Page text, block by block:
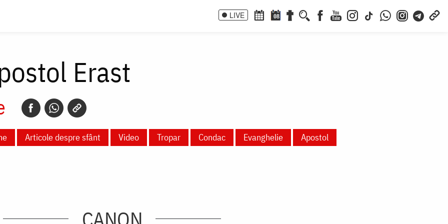
LIVE 08
Erast
Articole despre sfânt Video Tropar Condac Evanghelie Apostol
CANON